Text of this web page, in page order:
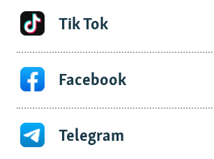
Tik Tok
Facebook
Telegram